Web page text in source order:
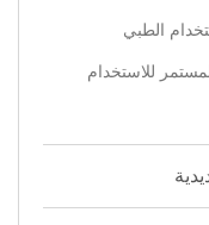
الطبي
للاستخدام